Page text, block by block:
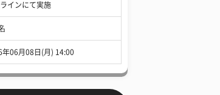
インにて実施
年06月08日(月) 14:00